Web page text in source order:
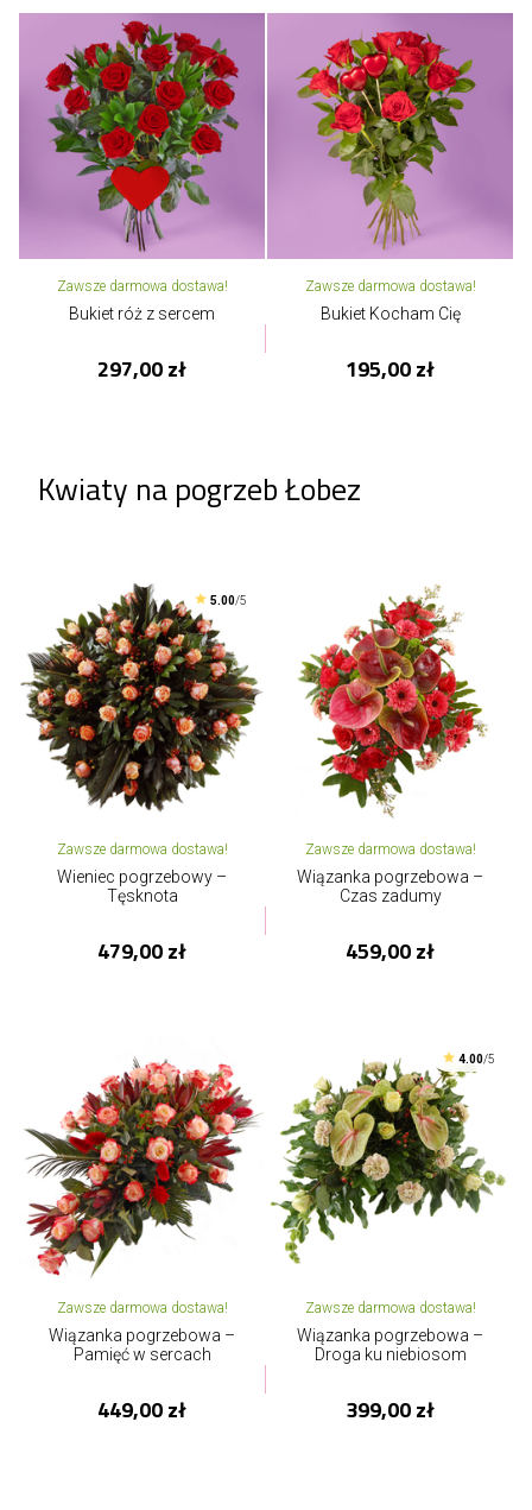
Zawsze darmowa dostawa!
Bukiet róż z sercem
297,00 zł
Zawsze darmowa dostawa!
Bukiet Kocham Cię
195,00 zł
Kwiaty na pogrzeb Łobez
5.00/5
Zawsze darmowa dostawa!
Wieniec pogrzebowy –
Tęsknota
479,00 zł
Zawsze darmowa dostawa!
Wiązanka pogrzebowa –
Czas zadumy
459,00 zł
Zawsze darmowa dostawa!
Wiązanka pogrzebowa –
Pamięć w sercach
449,00 zł
4.00/5
Zawsze darmowa dostawa!
Wiązanka pogrzebowa –
Droga ku niebiosom
399,00 zł